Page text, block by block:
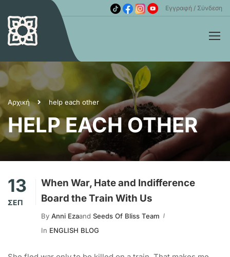
Εγγραφή Σύνδεση
Αρχική help each other
HELP EACH OTHER
13
ΣΕΠ
When War, Hate and Indifference
Board the Train With Us
By Anni Ezaand Seeds Of Bliss Team
In ENGLISH BLOG